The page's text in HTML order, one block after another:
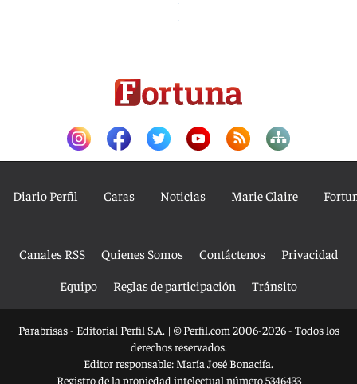
Diario Perfil Caras Noticias Marie Claire
Canales RSS Quienes Somos Contáctenos
Privacidad
Equipo
Reglas de participación Tránsito
Parabrisas - Editorial Perfil S.A. | © Perfil.com 2006-2026 - Todos los
derechos reservados.
Editor responsable: María José Bonacifa.
Registro de la propiedad intelectual número 5346433